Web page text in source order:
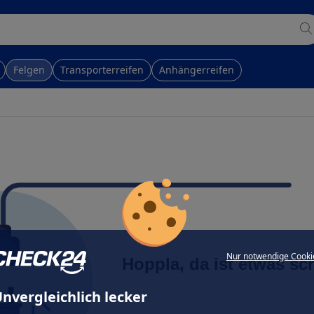
Nur notwendige
lecker
Felgen Transporterreifen Anhängerreifen
Hoppla, da ist etwas